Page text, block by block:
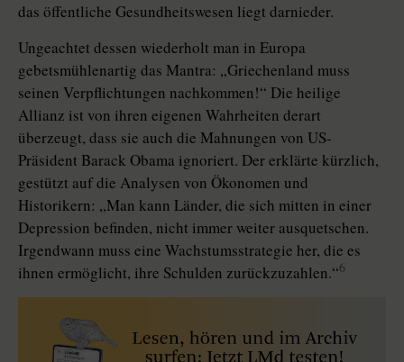
das öffentliche Gesundheitswesen liegt darnieder.
Ungeachtet dessen wiederholt man in Europa
gebetsmühlenartig das Mantra: „Griechenland muss
seinen Verpflichtungen nachkommen!“ Die heilige
Allianz ist von ihren eigenen Wahrheiten derart
überzeugt, dass sie auch die Mahnungen von US-
Präsident Barack Obama ignoriert. Der erklärte kürzlich,
gestützt auf die Analysen von Ökonomen und
Historikern: „Man kann Länder, die sich mitten in einer
Depression befinden, nicht immer weiter ausquetschen.
Irgendwann muss eine Wachstumsstrategie her, die es
ihnen ermöglicht, ihre Schulden zurückzuzahlen.“6